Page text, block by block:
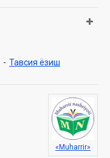
- Тавсия ёзиш
«Muharrir»